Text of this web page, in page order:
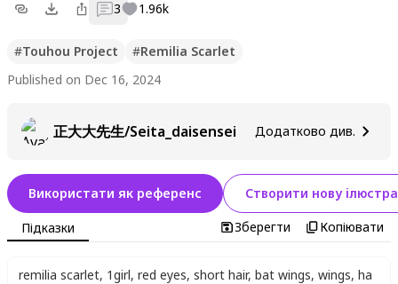
3 1.96k
#Touhou Project #Remilia Scarlet
Published on Dec 16, 2024
正大大先生/Seita_daisensei Додатково див.
Використати як референс Створити нову
Підказки Зберегти Копіювати
remilia scarlet, 1girl, red eyes, short hair, bat wings, wings, ha